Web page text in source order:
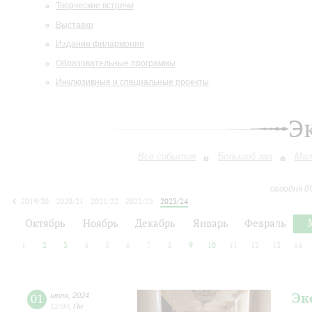
Творческие встречи
Выставки
Издания филармонии
Образовательные программы
Инклюзивные и специальные проекты
Все события Большой зал
сегодня
2019/20
2020/21 2021/22 2022/23
2023/24
Октябрь Ноябрь Декабрь Январь Февраль
2 3 4 5 6 7 8 9 10 12 13 14
01 июля 2024
12:00 Пн